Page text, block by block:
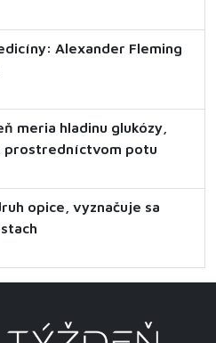
Alexander Fleming
meria hladinu glukózy,
prostredníctvom potu
opice, vyznačuje sa